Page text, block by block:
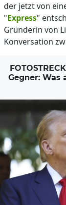
der jetzt von
"Express"
Gründerin von
Konversation
Gegner: Was